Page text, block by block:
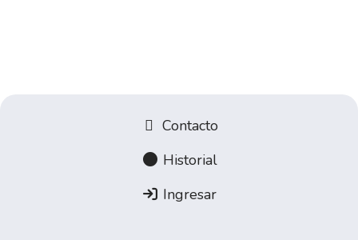
Contacto
Historial
Ingresar